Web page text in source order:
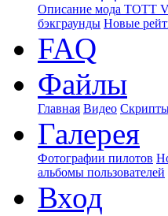
Описание мода ТОТТ
бэкграунды Новые
FAQ
Файлы
Главная Видео
Галерея
Фотографии пилотов
альбомы пользователей
Вход